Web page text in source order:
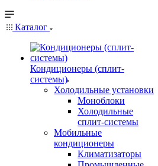
Каталог
Кондиционеры (сплит-
системы)
Холодильные установки
Моноблоки
Холодильные
сплит-системы
Мобильные
кондиционеры
Климатизаторы